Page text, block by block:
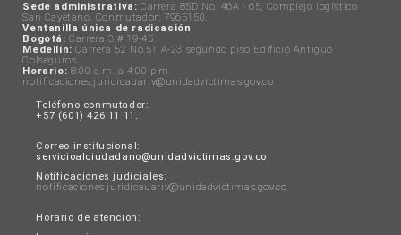
Sede administrativa: Carrera 85D No. 46A - 65, Complejo logístico
San Cayetano. Conmutador: 7965150.
Ventanilla única de radicación
Bogotá: Carrera 3 # 19-45.
Medellín: Carrera 52 No.51 A-23 segundo piso Edificio Antiguo
Colseguros.
Horario: 8:00 a.m. a 4:00 p.m.
notificaciones.juridicauariv@unidadvictimas.gov.co
Teléfono conmutador:
+57 (601) 426 11 11.
Correo institucional:
servicioalciudadano@unidadvictimas.gov.co
Notificaciones judiciales:
notificaciones.juridicauariv@unidadvictimas.gov.co
Horario de atención: